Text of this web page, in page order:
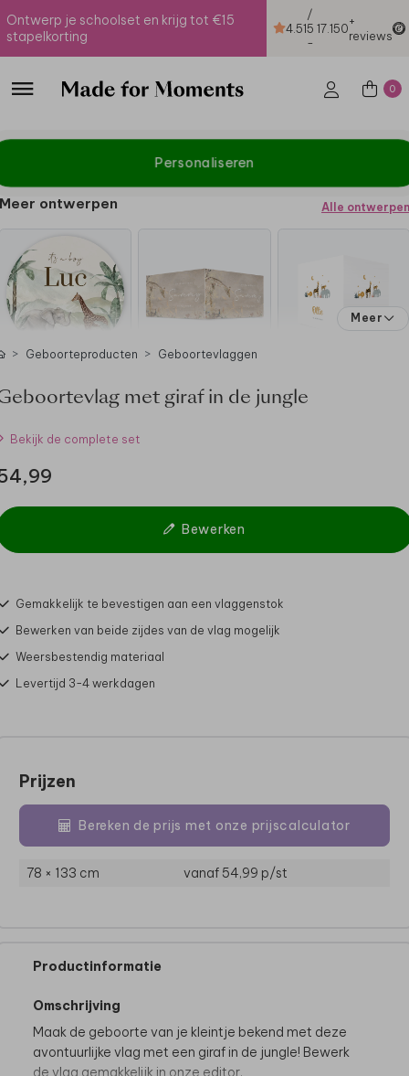
Ontwerp je schoolset en krijg tot €15
stapelkorting
4.51
/
5
-
17.150+
reviews
0
Personaliseren
Meer ontwerpen Alle ontwerpen
Meer
Geboorteproducten Geboortevlaggen
met giraf in de jungle
Bekijk de complete set
Bewerken
Gemakkelijk te bevestigen aan een vlaggenstok
Bewerken van beide zijdes van de vlag mogelijk
Weersbestendig materiaal
Levertijd 3-4 werkdagen
Prijzen
Bereken de prijs met onze prijscalculator
78 × 133 cm vanaf 54,99 p/st
Productinformatie
Omschrijving
Maak de geboorte van je kleintje bekend met deze
avontuurlijke vlag met een giraf in de jungle! Bewerk
de vlag gemakkelijk in onze editor.